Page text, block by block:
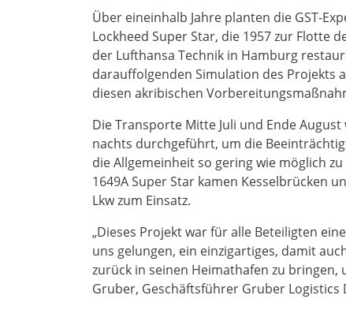
Über eineinhalb Jahre planten die GST-
Lockheed Super Star, die 1957 zur Flotte
der Lufthansa Technik in Hamburg
darauffolgenden Simulation des Projekts
diesen akribischen
Die Transporte Mitte Juli und Ende
nachts durchgeführt, um die
die Allgemeinheit so gering wie möglich
1649A Super Star kamen Kesselbrücken
Lkw zum Einsatz.
„Dieses Projekt war für alle Beteiligten
uns gelungen, ein einzigartiges, damit
zurück in seinen Heimathafen zu
Gruber, Geschäftsführer Gruber